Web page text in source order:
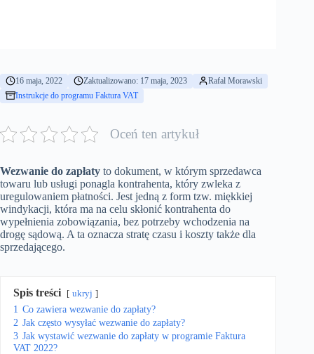
16 maja, 2022 Zaktualizowano: 17 maja, 2023
Rafal Morawski
Instrukcje do programu Faktura VAT
Oceń ten artykuł
Wezwanie do zapłaty to dokument, w którym sprzedawca
towaru lub usługi ponagla kontrahenta, który zwleka z
uregulowaniem płatności. Jest jedną z form tzw. miękkiej
windykacji, która ma na celu skłonić kontrahenta do
wypełnienia zobowiązania, bez potrzeby wchodzenia na
drogę sądową. A ta oznacza stratę czasu i koszty także dla
sprzedającego.
Spis treści ukryj
1 Co zawiera wezwanie do zapłaty?
2 Jak często wysyłać wezwanie do zapłaty?
3 Jak wystawić wezwanie do zapłaty w programie Faktura
VAT 2022?